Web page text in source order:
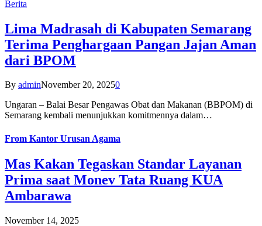
Berita
Lima Madrasah di Kabupaten Semarang
Terima Penghargaan Pangan Jajan Aman
dari BPOM
By adminNovember 20, 20250
Ungaran – Balai Besar Pengawas Obat dan Makanan (BBPOM) di
Semarang kembali menunjukkan komitmennya dalam…
From Kantor Urusan Agama
Mas Kakan Tegaskan Standar Layanan
Prima saat Monev Tata Ruang KUA
Ambarawa
November 14, 2025